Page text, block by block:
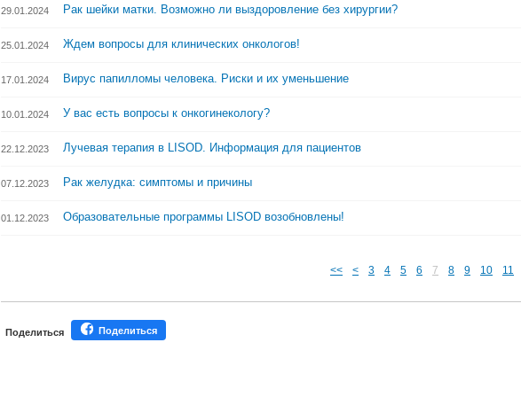
29.01.2024 Рак шейки матки. Возможно ли выздоровление без хирургии?
25.01.2024 Ждем вопросы для клинических онкологов!
17.01.2024 Вирус папилломы человека. Риски и их уменьшение
10.01.2024 У вас есть вопросы к онкогинекологу?
22.12.2023 Лучевая терапия в LISOD. Информация для пациентов
07.12.2023 Рак желудка: симптомы и причины
01.12.2023 Образовательные программы LISOD возобновлены!
<< < 3 4 5 6 7 8 9 10 11
Поделиться Поделиться